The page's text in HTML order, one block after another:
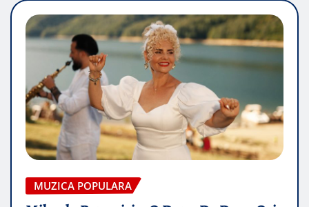
MUZICA POPULARA